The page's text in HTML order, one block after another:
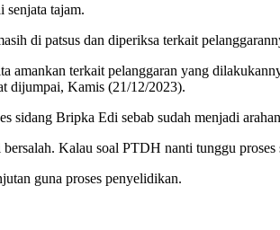
senjata tajam.
di patsus dan diperiksa terkait
terkait pelanggaran yang
dijumpai, Kamis (21/12/2023).
sidang Bripka Edi sebab sudah menjadi
Kalau soal PTDH nanti tunggu proses
guna proses penyelidikan.